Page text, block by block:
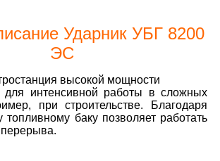
Ударник УБГ 8200
ЭС
высокой мощности
для интенсивной работы в сложных
при строительстве. Благодаря
топливному баку позволяет работать
перерыва.